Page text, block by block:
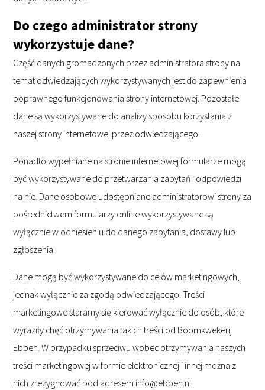
Do czego administrator strony
wykorzystuje dane?
Część danych gromadzonych przez administratora strony na
temat odwiedzających wykorzystywanych jest do zapewnienia
poprawnego funkcjonowania strony internetowej. Pozostałe
dane są wykorzystywane do analizy sposobu korzystania z
naszej strony internetowej przez odwiedzającego.
Ponadto wypełniane na stronie internetowej formularze mogą
być wykorzystywane do przetwarzania zapytań i odpowiedzi
na nie. Dane osobowe udostępniane administratorowi strony za
pośrednictwem formularzy online wykorzystywane są
wyłącznie w odniesieniu do danego zapytania, dostawy lub
zgłoszenia.
Dane mogą być wykorzystywane do celów marketingowych,
jednak wyłącznie za zgodą odwiedzającego. Treści
marketingowe staramy się kierować wyłącznie do osób, które
wyraziły chęć otrzymywania takich treści od Boomkwekerij
Ebben. W przypadku sprzeciwu wobec otrzymywania naszych
treści marketingowej w formie elektronicznej i innej można z
nich zrezygnować pod adresem info@ebben.nl.